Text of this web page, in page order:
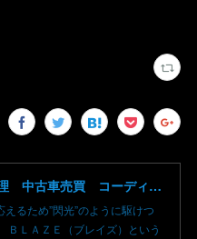
高崎で輸入車修理 中古車売買 コーディングならBLAZE（ブレイズ）へ│BLAZE Total Car Support & Modify in Takasaki Gunma
るため”閃光”のように駆けつ
ＬＡＺＥ（ブレイズ）という